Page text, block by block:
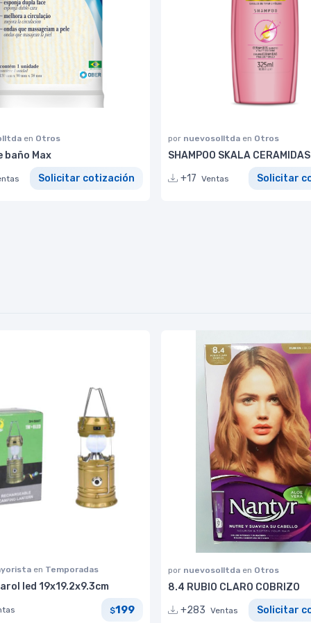
en Otros
baño Max
Solicitar cotización
por nuevosolltda en Otros
SHAMPOO SKALA
+17 Ventas Solicitar
en Temporadas
led 19x19.2x9.3cm
$199
por nuevosolltda en Otros
8.4 RUBIO CLARO COBRIZO
+283 Ventas Solicitar